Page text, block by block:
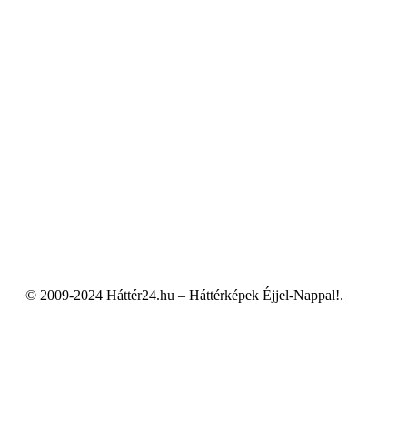
© 2009-2024 Háttér24.hu – Háttérképek Éjjel-Nappal!.